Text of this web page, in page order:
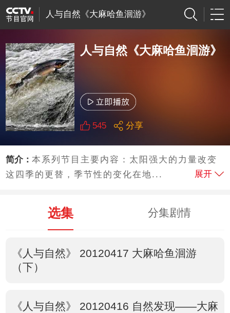
人与自然《大麻哈鱼洄游》
人与自然《大麻哈鱼洄游》
545 分享
简介：本系列节目主要内容：太阳强大的力量改变
这四季的更替，季节性的变化在地...
展开
选集 分集剧情
《人与自然》 20120417 大麻哈鱼洄游
（下）
《人与自然》 20120416 自然发现——大麻